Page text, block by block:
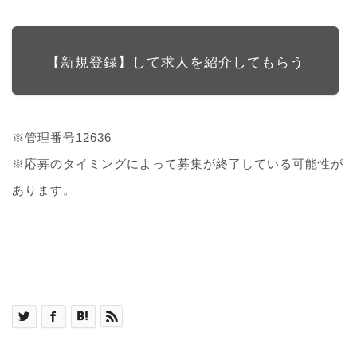
【新規登録】して求人を紹介してもらう
※管理番号12636
※応募のタイミングによって募集が終了している可能性が
あります。